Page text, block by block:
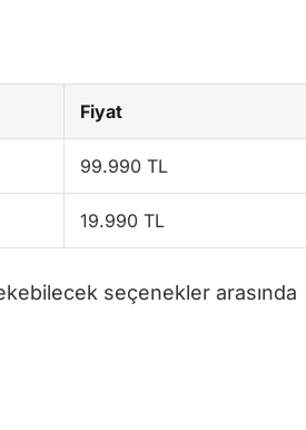
Fiyat
99.990 TL
19.990 TL
seçenekler arasında